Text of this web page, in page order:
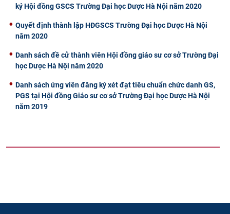
ký Hội đồng GSCS Trường Đại học Dược Hà Nội năm 2020
Quyết định thành lập HĐGSCS Trường Đại học Dược Hà Nội
năm 2020
Danh sách đề cử thành viên Hội đồng giáo sư cơ sở Trường Đại
học Dược Hà Nội năm 2020
Danh sách ứng viên đăng ký xét đạt tiêu chuẩn chức danh GS,
PGS tại Hội đồng Giáo sư cơ sở Trường Đại học Dược Hà Nội
năm 2019